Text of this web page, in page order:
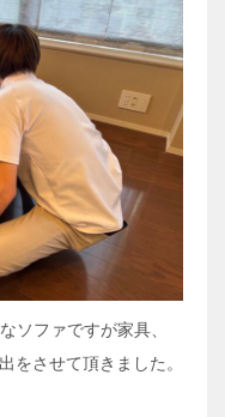
ソファですが家具、
をさせて頂きました。